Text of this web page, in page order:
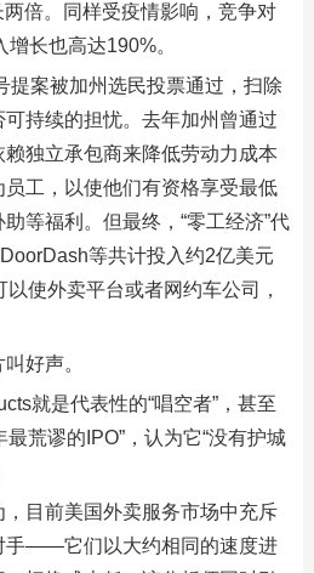
倍。同样受疫情影响，竞争对
长也高达190%。
提案被加州选民投票通过，扫除
持续的担忧。去年加州曾通过
独立承包商来降低劳动力成本
工，以使他们有资格享受最低
等福利。但最终，“零工经济”代
等共计投入约2亿美元
使外卖平台或者网约车公司，
好声。
就是代表性的“唱空者”，甚至
荒谬的IPO”，认为它“没有护城
目前美国外卖服务市场中充斥
手——它们以大约相同的速度进